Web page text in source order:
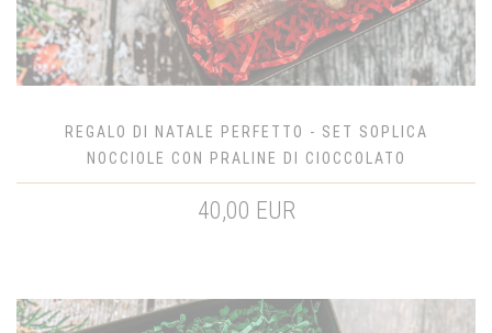
REGALO DI NATALE PERFETTO - SET SOPLICA
NOCCIOLE CON PRALINE DI CIOCCOLATO
40,00 EUR